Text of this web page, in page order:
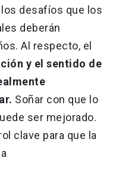
desafíos que los
deberán
Al respecto, el
y el sentido de
Soñar con que lo
ser mejorado.
clave para que la